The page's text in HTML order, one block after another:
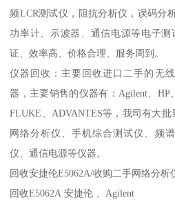
频LCR测试仪，阻抗分析仪，误码分
功率计、示波器、通信电源等电子
证、效率高、价格合理、服务周到。
仪器回收：主要回收进口二手的无
器，主要销售的仪器有：Agilent、HP
FLUKE、ADVANTES等，我司有大批
网络分析仪、手机综合测试仪、频
仪、通信电源等仪器。
回收安捷伦E5062A/收购二手网络分析
回收E5062A 安捷伦 、Agilent